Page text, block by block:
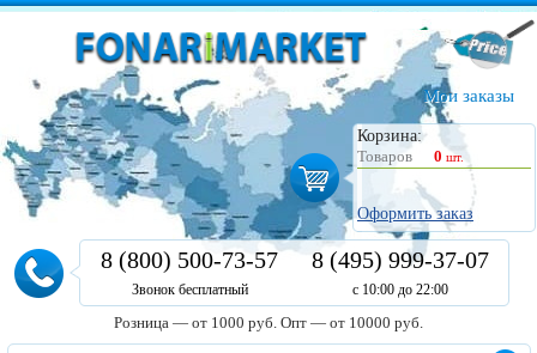
Мои заказы
Корзина:
Товаров
0 шт.
Оформить заказ
8 (800) 500-73-57
Звонок бесплатный
8 (495) 999-37-07
с 10:00 до 22:00
Розница — от 1000 руб. Опт — от 10000 руб.